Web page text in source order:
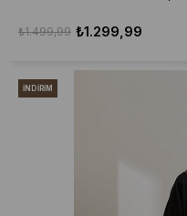
₺1.299,99
₺1.499,99
İNDIRIM